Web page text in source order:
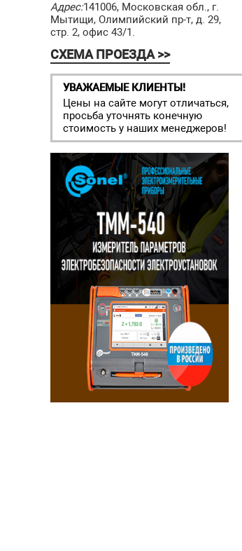
Адрес:141006, Московская обл., г.
Мытищи, Олимпийский пр-т, д. 29,
стр. 2, офис 43/1.
СХЕМА ПРОЕЗДА >>
УВАЖАЕМЫЕ КЛИЕНТЫ!
Цены на сайте могут отличаться,
просьба уточнять конечную
стоимость у наших менеджеров!